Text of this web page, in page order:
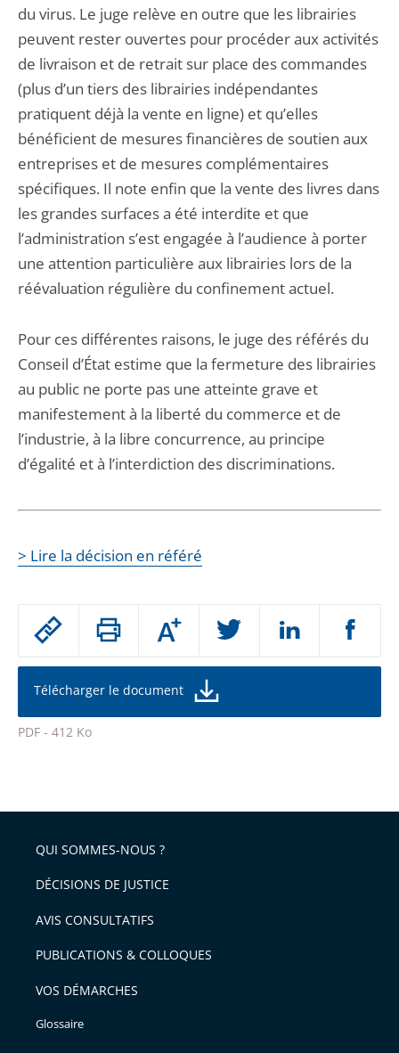
Passer
partage
de
l'article
pour
Augmenter
ou
la
de
police
Télécharger le document
PDF - 412 Ko
l'article
pour
avant
du virus. Le juge relève en outre que les librairies
peuvent rester ouvertes pour procéder aux activités
de livraison et de retrait sur place des commandes
(plus d’un tiers des librairies indépendantes
pratiquent déjà la vente en ligne) et qu’elles
bénéficient de mesures financières de soutien aux
entreprises et de mesures complémentaires
spécifiques. Il note enfin que la vente des livres dans
les grandes surfaces a été interdite et que
l’administration s’est engagée à l’audience à porter
une attention particulière aux librairies lors de la
réévaluation régulière du confinement actuel.
Pour ces différentes raisons, le juge des référés du
Conseil d’État estime que la fermeture des librairies
au public ne porte pas une atteinte grave et
manifestement à la liberté du commerce et de
l’industrie, à la libre concurrence, au principe
d’égalité et à l’interdiction des discriminations.
> Lire la décision en référé
QUI SOMMES-NOUS ?
DÉCISIONS DE JUSTICE
AVIS CONSULTATIFS
PUBLICATIONS & COLLOQUES
VOS DÉMARCHES
Glossaire